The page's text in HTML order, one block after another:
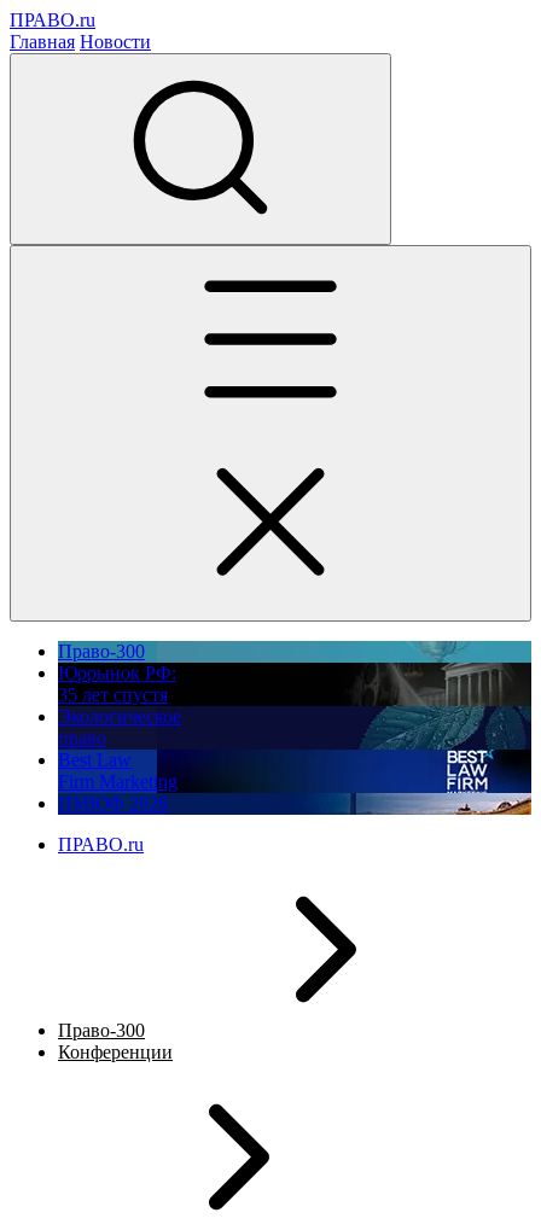
ПРАВО.ru
Главная Новости
Право-300
Юррынок РФ:
35 лет спустя
Экологическое
право
Best Law
Firm Marketing
ПМЮФ 2026
ПРАВО.ru
Право-300
Конференции